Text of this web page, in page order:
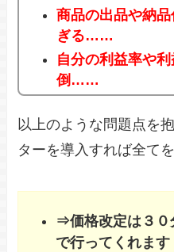
商品の出品や納
ぎる……
自分の利益率や
倒……
以上のような問題点を
ターを導入すれば全て
⇒価格改定は３０
で行ってくれます